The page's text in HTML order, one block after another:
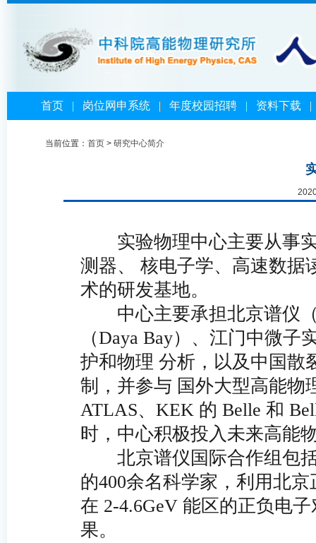
首页| 岗位网申系统| 年度校园招聘| 资料下载
当前位置： 首页 > 研究中心简介
实验物理中心主要从事实
测器、 核电子学、高速数据
术的研发基地。
中心主要承担北京谱仪（
（Daya Bay）、江门中微
护和物理 分析，以及中国散
制，并参与 国外大型高能物
ATLAS、KEK 的 Belle 和
时，中心积极投入未来高能
北京谱仪国际合作组包括
的400余名科学家，利用北
在 2-4.6GeV 能区的正负电
果。